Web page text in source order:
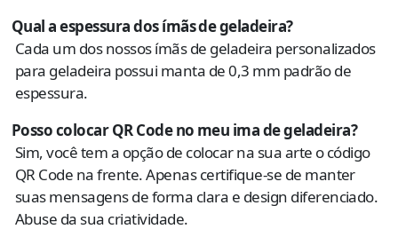
Qual a espessura dos ímãs de geladeira?
Cada um dos nossos ímãs de geladeira personalizados
para geladeira possui manta de 0,3 mm padrão de
espessura.
Posso colocar QR Code no meu ima de geladeira?
Sim, você tem a opção de colocar na sua arte o código
QR Code na frente. Apenas certifique-se de manter
suas mensagens de forma clara e design diferenciado.
Abuse da sua criatividade.